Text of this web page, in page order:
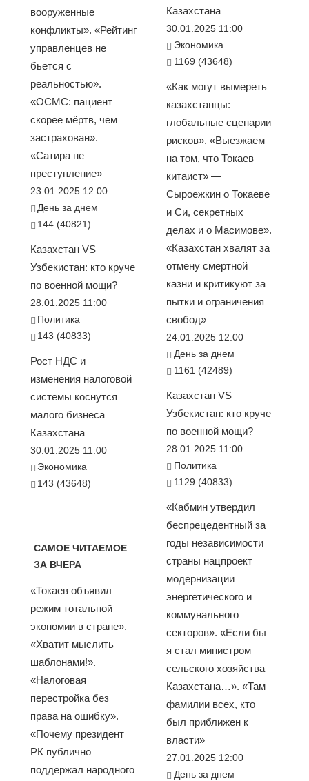
вооруженные
конфликты». «Рейтинг
управленцев не
бьется с
реальностью».
«ОСМС: пациент
скорее мёртв, чем
застрахован».
«Сатира не
преступление»
23.01.2025 12:00
День за днем
144 (40821)
Казахстан VS
Узбекистан: кто круче
по военной мощи?
28.01.2025 11:00
Политика
143 (40833)
Рост НДС и
изменения налоговой
системы коснутся
малого бизнеса
Казахстана
30.01.2025 11:00
Экономика
143 (43648)
САМОЕ ЧИТАЕМОЕ
ЗА ВЧЕРА
«Токаев объявил
режим тотальной
экономии в стране».
«Хватит мыслить
шаблонами!».
«Налоговая
перестройка без
права на ошибку».
«Почему президент
РК публично
поддержал народного
Казахстана
30.01.2025 11:00
Экономика
1169 (43648)
«Как могут вымереть
казахстанцы:
глобальные сценарии
рисков». «Выезжаем
на том, что Токаев —
китаист» —
Сыроежкин о Токаеве
и Си, секретных
делах и о Масимове».
«Казахстан хвалят за
отмену смертной
казни и критикуют за
пытки и ограничения
свобод»
24.01.2025 12:00
День за днем
1161 (42489)
Казахстан VS
Узбекистан: кто круче
по военной мощи?
28.01.2025 11:00
Политика
1129 (40833)
«Кабмин утвердил
беспрецедентный за
годы независимости
страны нацпроект
модернизации
энергетического и
коммунального
секторов». «Если бы
я стал министром
сельского хозяйства
Казахстана…». «Там
фамилии всех, кто
был приближен к
власти»
27.01.2025 12:00
День за днем